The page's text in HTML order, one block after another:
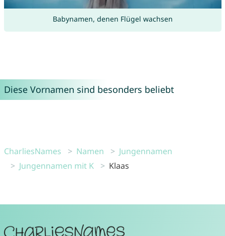
Babynamen, denen Flügel wachsen
Diese Vornamen sind besonders beliebt
CharliesNames Namen
Jungennamen
Jungennamen mit K
Klaas